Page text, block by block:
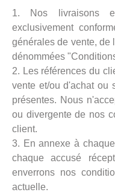
1. Nos livraisons
exclusivement
générales de vente, de
dénommées
2. Les références du
vente et/ou d'achat ou
présentes. Nous
ou divergente de nos
client.
3. En annexe à
chaque accusé
enverrons nos
actuelle.